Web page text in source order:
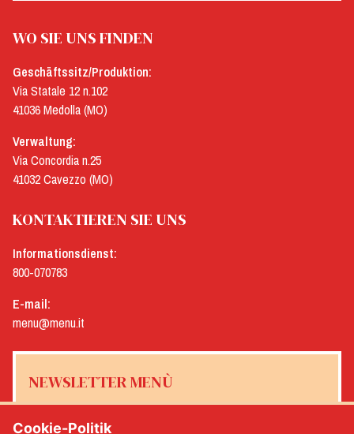
WO SIE UNS FINDEN
Geschäftssitz/Produktion:
Via Statale 12 n.102
41036 Medolla (MO)
Verwaltung:
Via Concordia n.25
41032 Cavezzo (MO)
KONTAKTIEREN SIE UNS
Informationsdienst:
800-070783
E-mail:
menu@menu.it
NEWSLETTER MENÙ
Cookie-Politik